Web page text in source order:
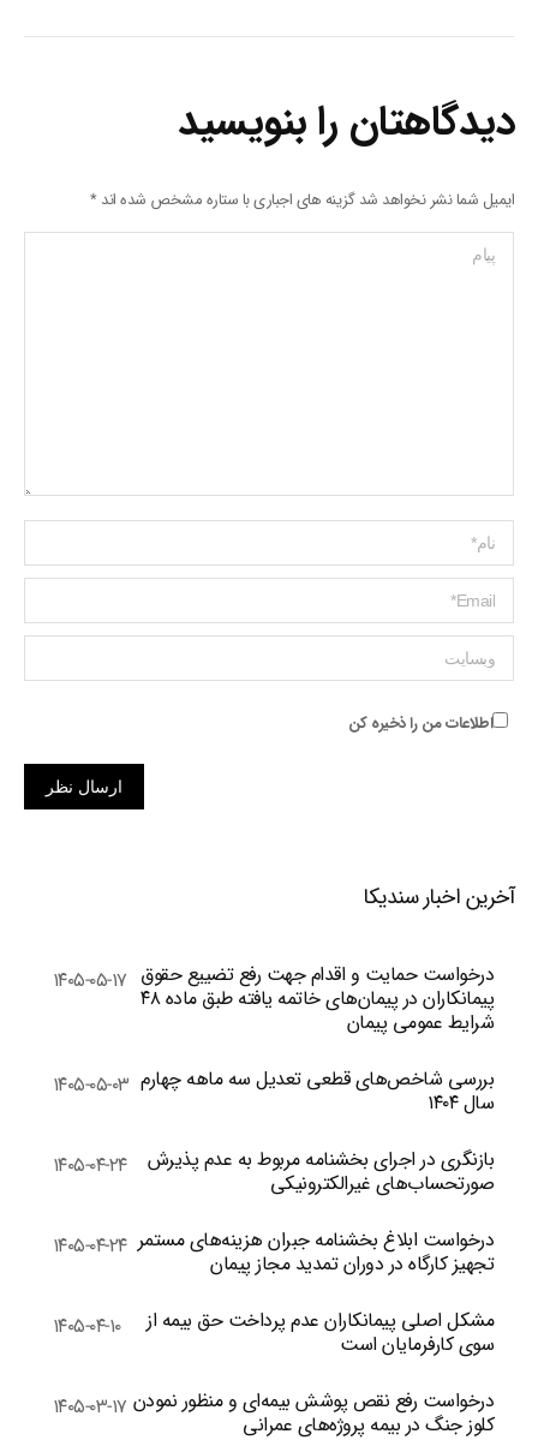
دیدگاهتان را بنویسید
ایمیل شما نشر نخواهد شد گزینه های اجباری با ستاره مشخص شده اند*
پیام
Name *
ایمیل *
وبسایت
اطلاعات من را ذخیره کن
ارسال نظر
آخرین اخبار سندیکا
درخواست حمایت و اقدام جهت رفع تضییع حقوق
پیمانکاران در پیمان‌های خاتمه یافته طبق ماده ۴۸
شرایط عمومی پیمان
۱۴۰۵-۰۵-۱۷
بررسی شاخص‌های قطعی تعدیل سه ماهه چهارم
سال ۱۴۰۴
۱۴۰۵-۰۵-۰۳
بازنگری در اجرای بخشنامه مربوط به عدم پذیرش
صورتحساب‌های غیرالکترونیکی
۱۴۰۵-۰۴-۲۴
درخواست ابلاغ بخشنامه جبران هزینه‌های مستمر
تجهیز کارگاه در دوران تمدید مجاز پیمان
۱۴۰۵-۰۴-۲۴
مشکل اصلی پیمانکاران عدم پرداخت حق بیمه از
سوی کارفرمایان است
۱۴۰۵-۰۴-۱۰
درخواست رفع نقص پوشش بیمه‌ای و منظور نمودن
کلوز جنگ در بیمه پروژه‌های عمرانی
۱۴۰۵-۰۳-۱۷